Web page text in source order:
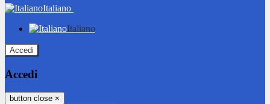
Italiano
Italiano
Accedi
Accedi
button close ×